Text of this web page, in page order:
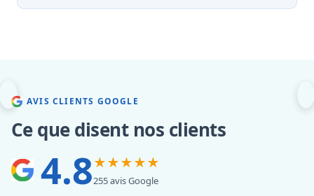
AVIS CLIENTS GOOGLE
Ce que disent nos clients
4.8★★★★★
255 avis Google